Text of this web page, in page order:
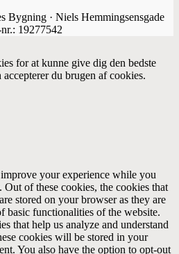
Bygning · Niels Hemmingsensgade
19277542
for at kunne give dig den bedste
du brugen af cookies.
your experience while you
of these cookies, the cookies that
stored on your browser as they are
basic functionalities of the website.
that help us analyze and understand
cookies will be stored in your
You also have the option to opt-out